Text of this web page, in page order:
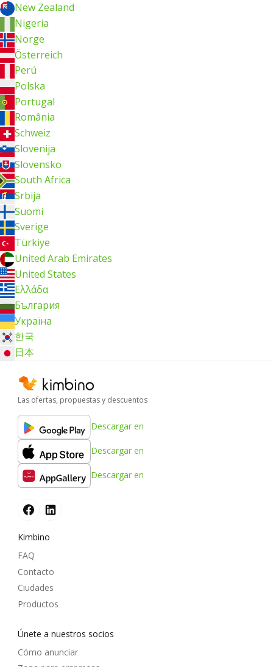
New Zealand
Nigeria
Norge
Österreich
Perú
Polska
Portugal
România
Schweiz
Slovenija
Slovensko
South Africa
Srbija
Suomi
Sverige
Türkiye
United Arab Emirates
United States
Ελλάδα
България
Україна
한국
日本
Las ofertas, propuestas y descuentos
Descargar en
Descargar en
Descargar en
Kimbino
FAQ
Contacto
Ciudades
Productos
Únete a nuestros socios
Cómo anunciar